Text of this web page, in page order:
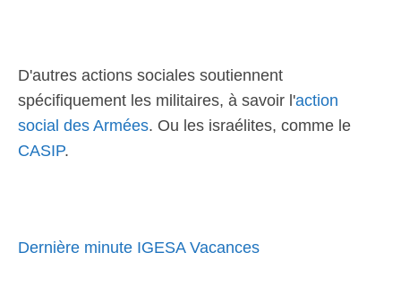
D'autres actions sociales soutiennent
spécifiquement les militaires, à savoir l'action
social des Armées. Ou les israélites, comme le
CASIP.
Dernière minute IGESA Vacances